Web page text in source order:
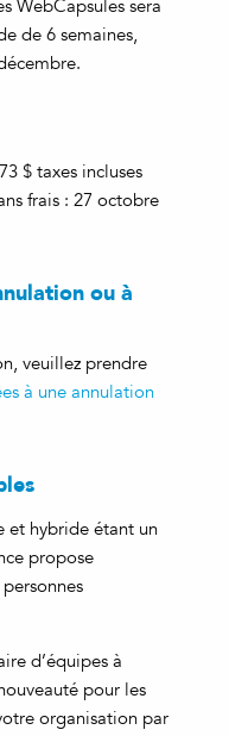
WebCapsules sera
de 6 semaines,
$ taxes incluses
frais : 27 octobre
ou à
veuillez prendre
à une annulation
et hybride étant un
propose
d’équipes à
pour les
organisation par